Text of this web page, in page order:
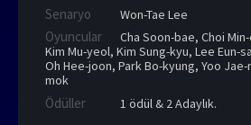
Senaryo Won-Tae Lee
Oyuncular Cha Soon-bae, Choi
Kim Mu-yeol, Kim Sung-kyu, Lee Eun-
Oh Hee-joon, Park Bo-kyung, Yoo Jae-
mok
Ödüller
1 ödül & 2 Adaylık.